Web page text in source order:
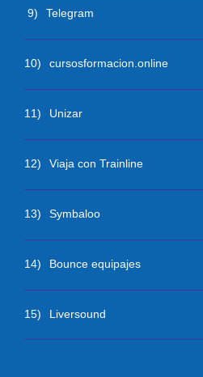
9) Telegram
10) cursosformacion.online
11) Unizar
12) Viaja con Trainline
13) Symbaloo
14) Bounce equipajes
15) Liversound